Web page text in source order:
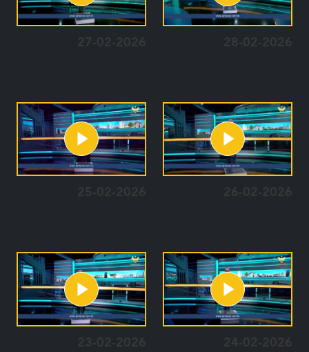
28-02-2026
27-02-2026
26-02-2026
25-02-2026
24-02-2026
23-02-2026